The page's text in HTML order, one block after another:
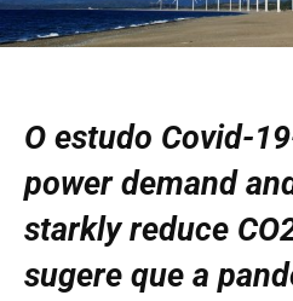
O estudo Covid-
power demand
starkly reduce
sugere que a